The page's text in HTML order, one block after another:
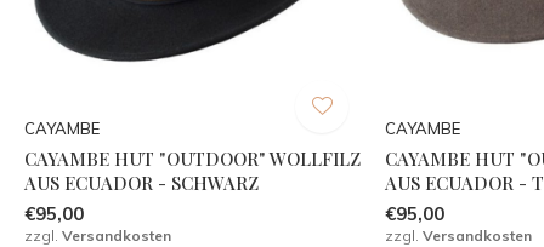
CAYAMBE
CAYAMBE HUT "OUTDOOR" WOLLFILZ
AUS ECUADOR - SCHWARZ
€95,00
zzgl. Versandkosten
CAYAMBE
CAYAMBE HUT
AUS ECUADOR -
€95,00
zzgl.Versandkosten